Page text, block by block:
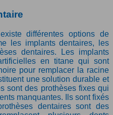
différentes options de
les implants dentaires, les
dentaires. Les implants
en titane qui sont
pour remplacer la racine
une solution durable et
sont des prothèses fixes qui
manquantes. Ils sont fixés
dentaires sont des